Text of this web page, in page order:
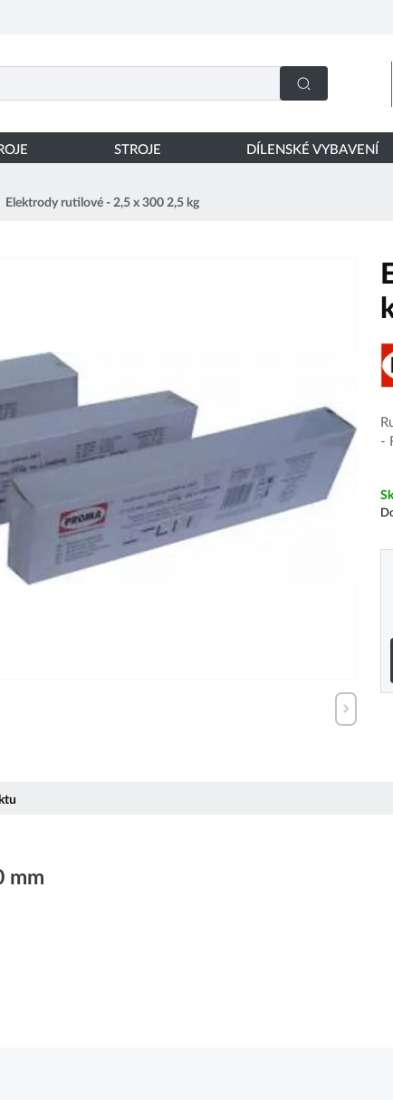
STROJE DÍLENSKÉ VYBAVENÍ
Elektrody rutilové - 2,5 x 300 2,5 kg
-
mm